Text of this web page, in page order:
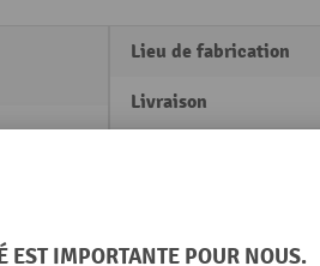
Lieu de fabrication
Livraison
Nombre de meubles bas